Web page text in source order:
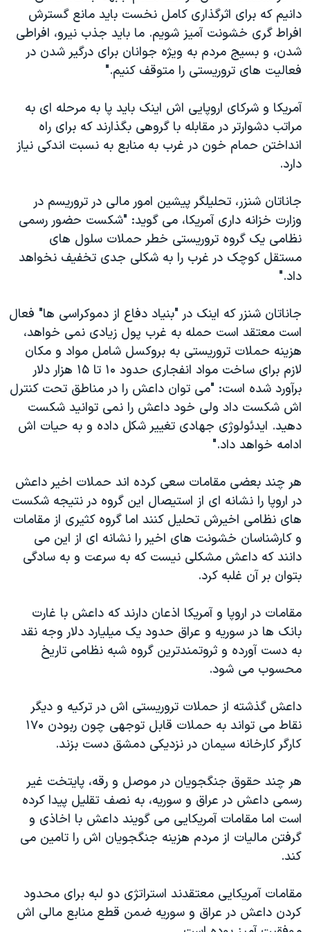
دانیم که برای اثرگذاری کامل نخست باید مانع گسترش
افراط گری خشونت آمیز شویم. ما باید جذب نیرو، افراطی
شدن، و بسیج مردم به ویژه جوانان برای درگیر شدن در
فعالیت های تروریستی را متوقف کنیم."
آمریکا و شرکای اروپایی اش اینک باید پا به مرحله ای به
مراتب دشوارتر در مقابله با گروهی بگذارند که برای راه
انداختن حمام خون در غرب به منابع به نسبت اندکی نیاز
دارد.
جاناتان شنزر، تحلیلگر پیشین امور مالی در تروریسم در
وزارت خزانه داری آمریکا، می گوید: "شکست حضور رسمی
نظامی یک گروه تروریستی خطر حملات سلول های
مستقل کوچک در غرب را به شکلی جدی تخفیف نخواهد
داد."
جاناتان شنزر که اینک در "بنیاد دفاع از دموکراسی ها" فعال
است معتقد است حمله به غرب پول زیادی نمی خواهد،
هزینه حملات تروریستی به بروکسل شامل مواد و مکان
لازم برای ساخت مواد انفجاری حدود ۱۰ تا ۱۵ هزار دلار
برآورد شده است: "می توان داعش را در مناطق تحت کنترل
اش شکست داد ولی خود داعش را نمی توانید شکست
دهید. ایدئولوژی جهادی تغییر شکل داده و به حیات اش
ادامه خواهد داد."
هر چند بعضی مقامات سعی کرده اند حملات اخیر داعش
در اروپا را نشانه ای از استیصال این گروه در نتیجه شکست
های نظامی اخیرش تحلیل کنند اما گروه کثیری از مقامات
و کارشناسان خشونت های اخیر را نشانه ای از این می
دانند که داعش مشکلی نیست که به سرعت و به سادگی
بتوان بر آن غلبه کرد.
مقامات در اروپا و آمریکا اذعان دارند که داعش با غارت
بانک ها در سوریه و عراق حدود یک میلیارد دلار وجه نقد
به دست آورده و ثروتمندترین گروه شبه نظامی تاریخ
محسوب می شود.
داعش گذشته از حملات تروریستی اش در ترکیه و دیگر
نقاط می تواند به حملات قابل توجهی چون ربودن ۱۷۰
کارگر کارخانه سیمان در نزدیکی دمشق دست بزند.
هر چند حقوق جنگجویان در موصل و رقه، پایتخت غیر
رسمی داعش در عراق و سوریه، به نصف تقلیل پیدا کرده
است اما مقامات آمریکایی می گویند داعش با اخاذی و
گرفتن مالیات از مردم هزینه جنگجویان اش را تامین می
کند.
مقامات آمریکایی معتقدند استراتژی دو لبه برای محدود
کردن داعش در عراق و سوریه ضمن قطع منابع مالی اش